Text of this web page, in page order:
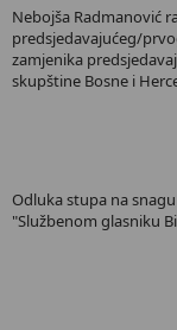
Nebojša Radmanović
predsjedavajućeg/
zamjenika
skupštine Bosne i
Odluka stupa na
"Službenom glasniku